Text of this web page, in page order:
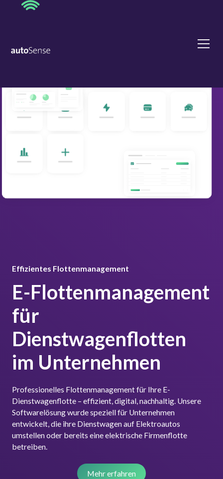
Effizientes Flottenmanagement
E-Flottenmanagement
für
Dienstwagenflotten
im Unternehmen
Professionelles Flottenmanagement für Ihre E-
Dienstwagenflotte – effizient, digital, nachhaltig. Unsere
Softwarelösung wurde speziell für Unternehmen
entwickelt, die ihre Dienstwagen auf Elektroautos
umstellen oder bereits eine elektrische Firmenflotte
betreiben.
Mehr erfahren